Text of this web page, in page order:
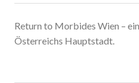
Return to Morbides Wien –
Österreichs Hauptstadt.